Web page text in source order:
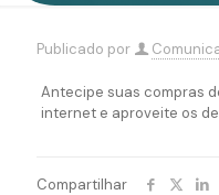
Publicado por
Antecipe suas compras
internet e aproveite os
Compartilhar